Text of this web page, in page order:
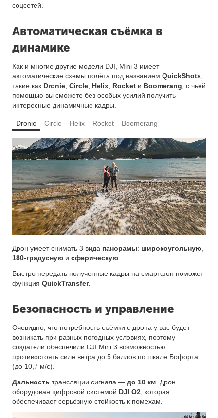
соцсетей.
Автоматическая съёмка в
динамике
Как и многие другие модели DJI, Mini 3 имеет
автоматические схемы полёта под названием QuickShots
такие как Dronie Circle Helix Rocket и Boomerang , с чьей
помощью вы сможете без особых усилий получить
интересные динамичные кадры.
Dronie Circle Helix Rocket Boomerang
Дрон умеет снимать 3 вида панорамы: широкоугольную
180-градусную и сферическую
Быстро передать полученные кадры на смартфон поможет
функция QuickTransfer.
Безопасность и управление
Очевидно, что потребность съёмки с дрона у вас будет
возникать при разных погодных условиях, поэтому
создатели обеспечили DJI Mini 3 возможностью
противостоять силе ветра до 5 баллов по шкале Бофорта
(до 10,7 м/с).
Дальность трансляции сигнала — до 10 км . Дрон
оборудован цифровой системой DJI O2 , которая
обеспечивает серьёзную стойкость к помехам.